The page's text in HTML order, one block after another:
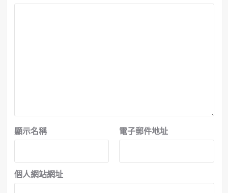
顯示名稱 電子郵件地址
個人網站網址